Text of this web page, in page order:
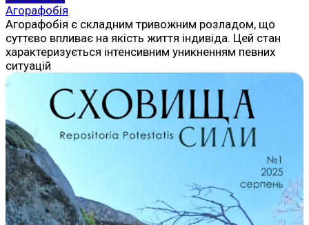
Агорафобія
Агорафобія є складним тривожним розладом, що
суттєво впливає на якість життя індивіда. Цей стан
характеризується інтенсивним уникненням певних
ситуацій